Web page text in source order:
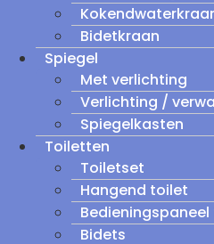
Bidetkraan
Spiegel
Met verlichting
Verlichting /
Spiegelkasten
Toiletten
Toiletset
Hangend toilet
Bidets